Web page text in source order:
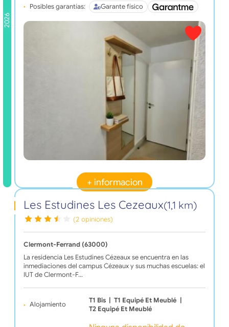
2026
Posibles garantías: Garante físico
+ informacion
Les Estudines Les Cezeaux(1,1 km)
(2 opiniones)
Clermont-Ferrand (63000)
La residencia Les Estudines Cézeaux se encuentra en las
inmediaciones del campus Cézeaux y sus muchas escuelas: el
IUT de Clermont-F…
Alojamiento
T1 Bis T1 Equipé Et Meublé
T2 Equipé Et Meublé